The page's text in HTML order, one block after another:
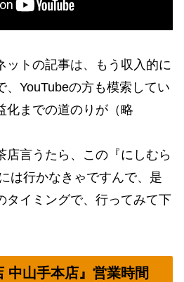
ットの記事は、もう収入的に
、YouTubeの方も模索してい
化までの道のりが（略
店言うたら、この『にしむら
は行かなきゃですんで、是
タイミングで、行ってみて下
中山手本店』営業時間